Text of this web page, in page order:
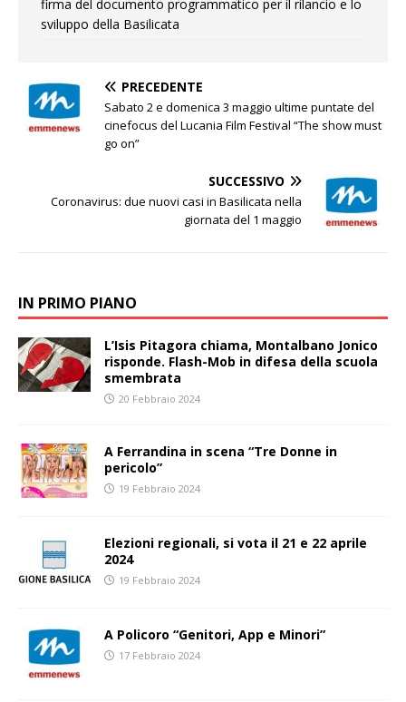
firma del documento programmatico per il rilancio e lo
sviluppo della Basilicata
PRECEDENTE
Sabato 2 e domenica 3 maggio ultime puntate del
cinefocus del Lucania Film Festival “The show must
go on”
SUCCESSIVO
Coronavirus: due nuovi casi in Basilicata nella
giornata del 1 maggio
IN PRIMO PIANO
L’Isis Pitagora chiama, Montalbano Jonico
risponde. Flash-Mob in difesa della scuola
smembrata
20 Febbraio 2024
A Ferrandina in scena “Tre Donne in
pericolo”
19 Febbraio 2024
Elezioni regionali, si vota il 21 e 22 aprile
2024
19 Febbraio 2024
A Policoro “Genitori, App e Minori”
17 Febbraio 2024